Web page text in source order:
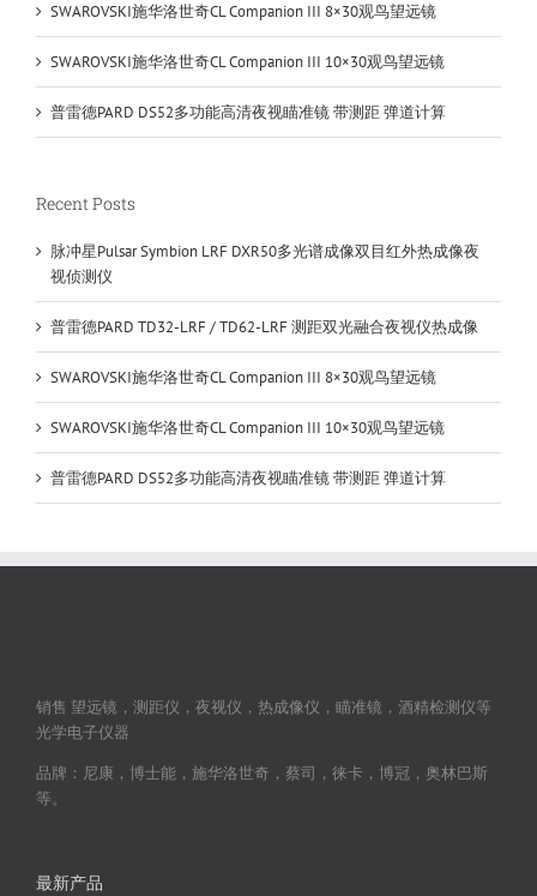
SWAROVSKI施华洛世奇CL Companion III 8×30观鸟望远镜
SWAROVSKI施华洛世奇CL Companion III 10×30观鸟望远镜
普雷德PARD DS52多功能高清夜视瞄准镜 带测距 弹道计算
Recent Posts
脉冲星Pulsar Symbion LRF DXR50多光谱成像双目红外热成像夜
视侦测仪
普雷德PARD TD32-LRF / TD62-LRF 测距双光融合夜视仪热成像
SWAROVSKI施华洛世奇CL Companion III 8×30观鸟望远镜
SWAROVSKI施华洛世奇CL Companion III 10×30观鸟望远镜
普雷德PARD DS52多功能高清夜视瞄准镜 带测距 弹道计算
销售 望远镜，测距仪，夜视仪，热成像仪，瞄准镜，酒精检测仪等
光学电子仪器
品牌：尼康，博士能，施华洛世奇，蔡司，徕卡，博冠，奥林巴斯
等。
最新产品